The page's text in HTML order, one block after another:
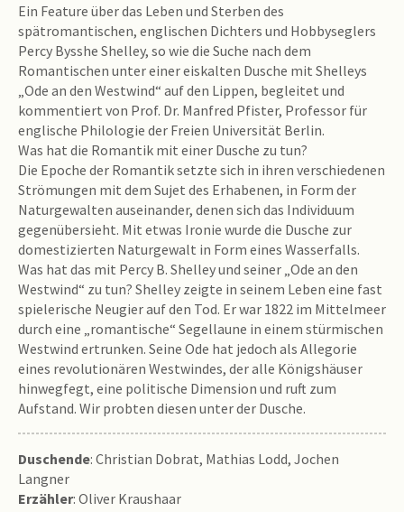
Ein Feature über das Leben und Sterben des
spätromantischen, englischen Dichters und Hobbyseglers
Percy Bysshe Shelley, so wie die Suche nach dem
Romantischen unter einer eiskalten Dusche mit Shelleys
„Ode an den Westwind“ auf den Lippen, begleitet und
kommentiert von Prof. Dr. Manfred Pfister, Professor für
englische Philologie der Freien Universität Berlin.
Was hat die Romantik mit einer Dusche zu tun?
Die Epoche der Romantik setzte sich in ihren verschiedenen
Strömungen mit dem Sujet des Erhabenen, in Form der
Naturgewalten auseinander, denen sich das Individuum
gegenübersieht. Mit etwas Ironie wurde die Dusche zur
domestizierten Naturgewalt in Form eines Wasserfalls.
Was hat das mit Percy B. Shelley und seiner „Ode an den
Westwind“ zu tun? Shelley zeigte in seinem Leben eine fast
spielerische Neugier auf den Tod. Er war 1822 im Mittelmeer
durch eine „romantische“ Segellaune in einem stürmischen
Westwind ertrunken. Seine Ode hat jedoch als Allegorie
eines revolutionären Westwindes, der alle Königshäuser
hinwegfegt, eine politische Dimension und ruft zum
Aufstand. Wir probten diesen unter der Dusche.
Duschende: Christian Dobrat, Mathias Lodd, Jochen
Langner
Erzähler: Oliver Kraushaar